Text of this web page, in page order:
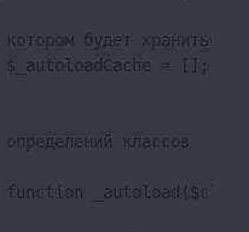
будет храниться
= [];
классов